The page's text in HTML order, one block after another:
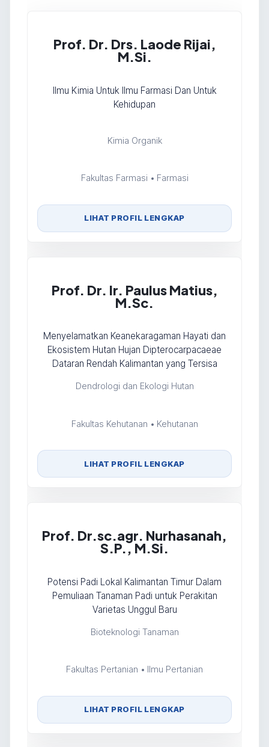
Prof. Dr. Drs. Laode Rijai,
M.Si.
Ilmu Kimia Untuk Ilmu Farmasi Dan Untuk
Kehidupan
Kimia Organik
Fakultas Farmasi • Farmasi
LIHAT PROFIL LENGKAP
Prof. Dr. Ir. Paulus Matius,
M.Sc.
Menyelamatkan Keanekaragaman Hayati dan
Ekosistem Hutan Hujan Dipterocarpacaeae
Dataran Rendah Kalimantan yang Tersisa
Dendrologi dan Ekologi Hutan
Fakultas Kehutanan • Kehutanan
LIHAT PROFIL LENGKAP
Prof. Dr.sc.agr. Nurhasanah,
S.P., M.Si.
Potensi Padi Lokal Kalimantan Timur Dalam
Pemuliaan Tanaman Padi untuk Perakitan
Varietas Unggul Baru
Bioteknologi Tanaman
Fakultas Pertanian • Ilmu Pertanian
LIHAT PROFIL LENGKAP